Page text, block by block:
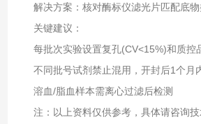
解决方案：核对酶标仪滤光片匹配底物
关键建议‌：
每批次实验设置复孔(CV<15%)和质控
不同批号试剂禁止混用，开封后1个月
溶血/脂血样本需离心过滤后检测
注：以上资料仅供参考，具体请咨询技